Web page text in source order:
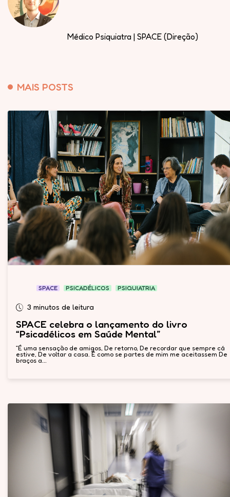
Médico Psiquiatra | SPACE (Direção)
MAIS POSTS
SPACE PSICADÉLICOS PSIQUIATRIA
3 minutos de leitura
SPACE celebra o lançamento do livro
“Psicadélicos em Saúde Mental”
“É uma sensação de amigos, De retorno, De recordar que sempre cá
estive, De voltar a casa. É como se partes de mim me aceitassem De
braços a...